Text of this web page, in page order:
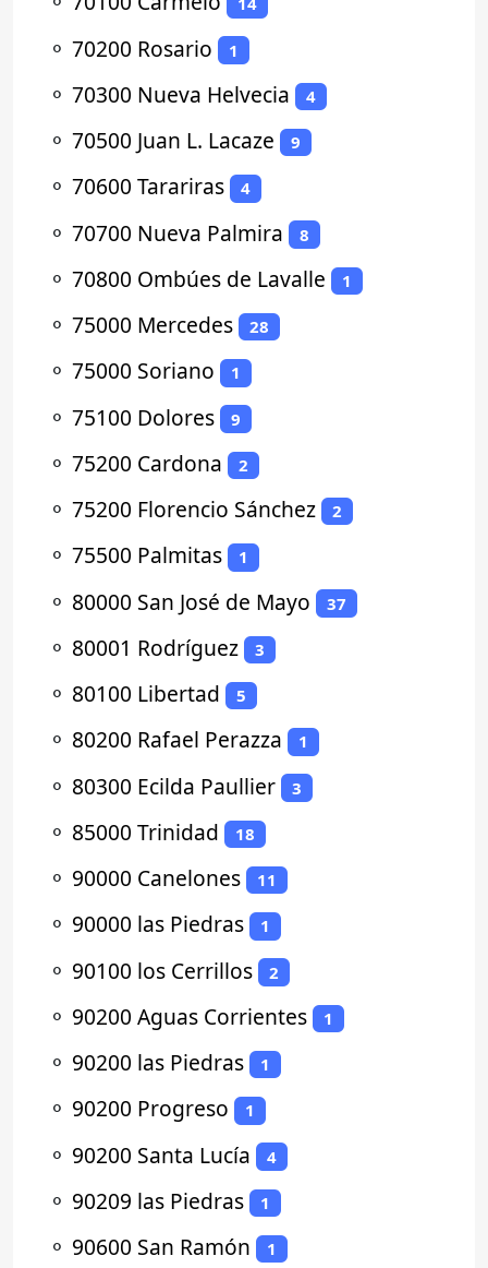
⚬ 70200 Rosario 1
⚬ 70300 Nueva Helvecia 4
⚬ 70500 Juan L. Lacaze 9
⚬ 70600 Tarariras 4
⚬ 70700 Nueva Palmira 8
⚬ 70800 Ombúes de Lavalle 1
⚬ 75000 Mercedes 28
⚬ 75000 Soriano 1
⚬ 75100 Dolores 9
⚬ 75200 Cardona 2
⚬ 75200 Florencio Sánchez 2
⚬ 75500 Palmitas 1
⚬ 80000 San José de Mayo 37
⚬ 80001 Rodríguez 3
⚬ 80100 Libertad 5
⚬ 80200 Rafael Perazza 1
⚬ 80300 Ecilda Paullier 3
⚬ 85000 Trinidad 18
⚬ 90000 Canelones 11
⚬ 90000 las Piedras 1
⚬ 90100 los Cerrillos 2
⚬ 90200 Aguas Corrientes 1
⚬ 90200 las Piedras 1
⚬ 90200 Progreso 1
⚬ 90200 Santa Lucía 4
⚬ 90209 las Piedras 1
⚬ 90600 San Ramón 1